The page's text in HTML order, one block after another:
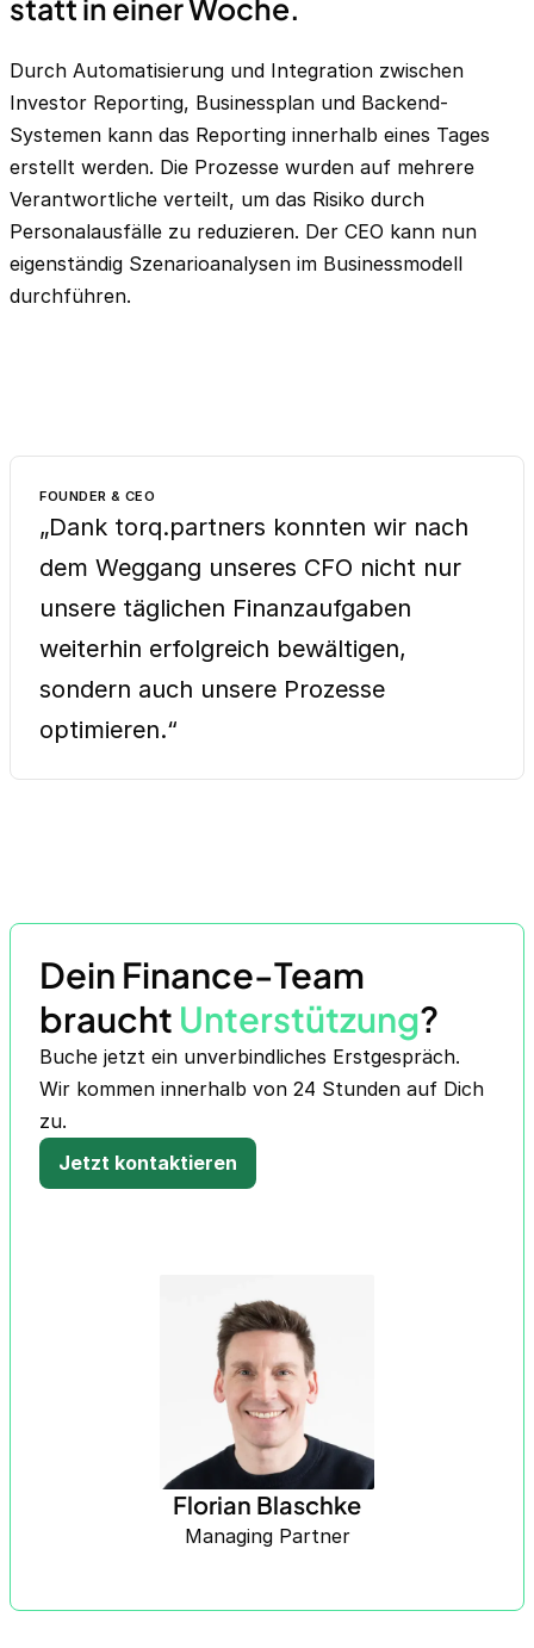
statt in einer Woche.
Durch Automatisierung und Integration zwischen
Investor Reporting, Businessplan und Backend-
Systemen kann das Reporting innerhalb eines Tages
erstellt werden. Die Prozesse wurden auf mehrere
Verantwortliche verteilt, um das Risiko durch
Personalausfälle zu reduzieren. Der CEO kann nun
eigenständig Szenarioanalysen im Businessmodell
durchführen.
FOUNDER & CEO
„Dank torq.partners konnten wir nach
dem Weggang unseres CFO nicht nur
unsere täglichen Finanzaufgaben
weiterhin erfolgreich bewältigen,
sondern auch unsere Prozesse
optimieren.“
Dein Finance-Team
braucht Unterstützung?
Buche jetzt ein unverbindliches Erstgespräch.
Wir kommen innerhalb von 24 Stunden auf Dich
zu.
Jetzt kontaktieren
Florian Blaschke
Managing Partner